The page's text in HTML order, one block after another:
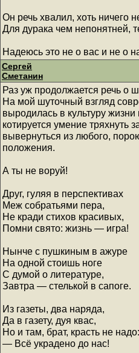
Он речь хвалил, хоть ничего
Для дурака чем непонятней,
Надеюсь это не о вас и не о
Сергей
Сметанин
Раз уж продолжается речь о
На мой шуточный взгляд
выродилась в культуру
котируется умение тряхнуть
вывернуться из любого,
положения.
А ты не воруй!
Друг, гуляя в перспективах
Меж собратьями пера,
Не кради стихов красивых,
Помни свято: жизнь — игра!
Нынче с пушкиным в ажуре
На одной стоишь ноге
С думой о литературе,
Завтра — стелькой в сапоге.
Из газеты, два наряда,
Да в газету, дуя квас,
Но и там, брат, красть не надо:
— Всё украдено до нас!